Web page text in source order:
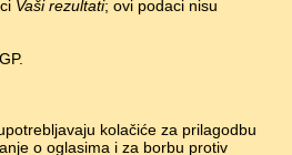
Vaši rezultati; ovi podaci nisu
kolačiće za prilagodbu
o oglasima i za borbu protiv